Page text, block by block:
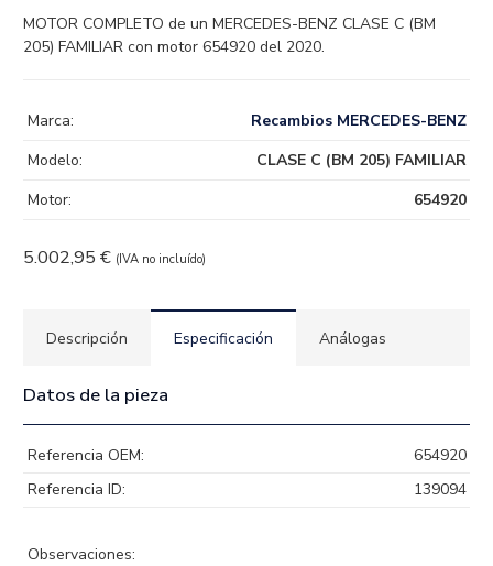
MOTOR COMPLETO de un MERCEDES-BENZ CLASE C (BM
205) FAMILIAR con motor 654920 del 2020.
5.002,95 € (IVA no incluído)
Marca:
Recambios MERCEDES-BENZ
Modelo:
CLASE C (BM 205) FAMILIAR
Motor:
654920
Descripción Especificación Análogas
Datos de la pieza
Referencia OEM:
654920
Referencia ID:
139094
Observaciones: